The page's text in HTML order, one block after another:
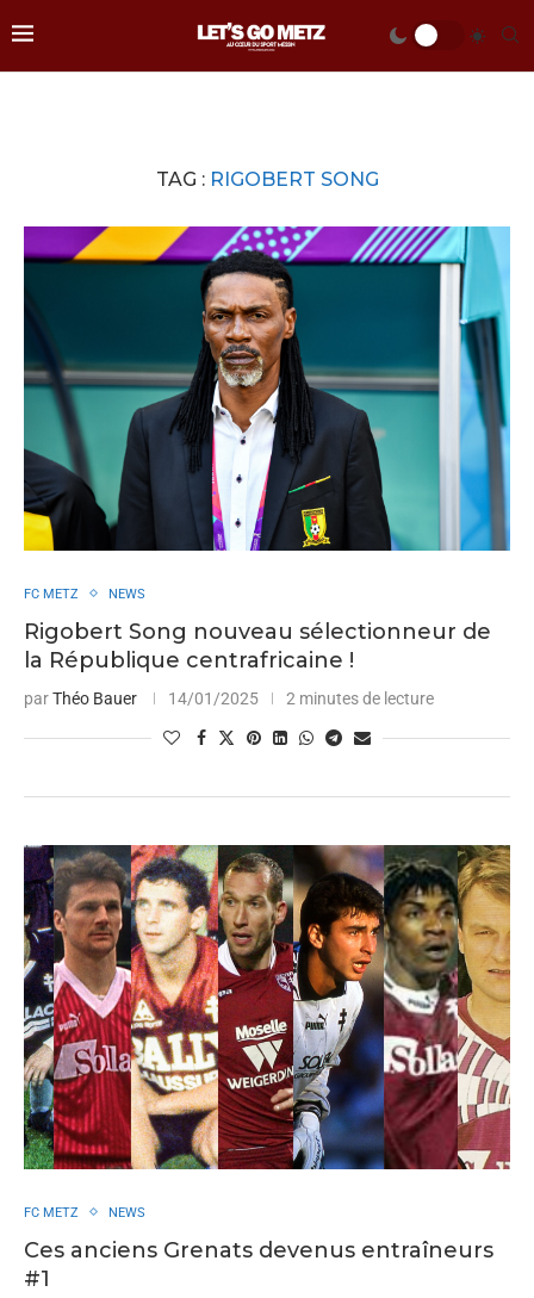
TAG : RIGOBERT SONG
FC METZ NEWS
Rigobert Song nouveau sélectionneur de
la République centrafricaine !
parThéo Bauer 14/01/2025 2 minutes de lecture
FC METZ NEWS
Ces anciens Grenats devenus entraîneurs
#1